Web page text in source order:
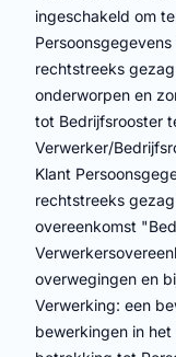
ingeschakeld om
rechtstreeks
onderworpen en
tot Bedrijfsrooster
Verwerker/
Klant
rechtstreeks
overeenkomst
overwegingen en
Verwerking: een
bewerkingen in